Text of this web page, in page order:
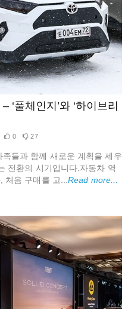
풀체인지’와 ‘하이브리
0 27
들과 함께 새로운 계획을 세우
전환의 시기입니다.자동차 역
처음 구매를 고...Read more...